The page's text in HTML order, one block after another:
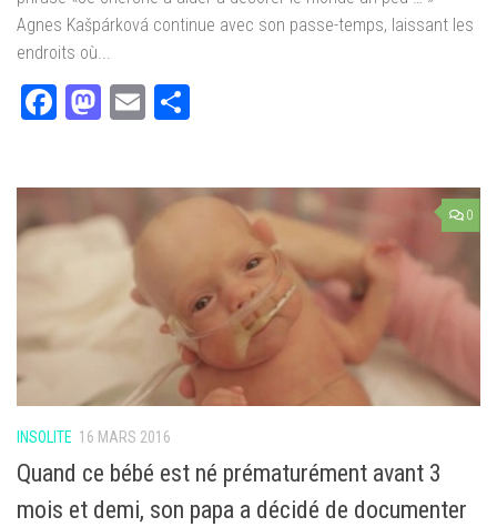
Agnes Kašpárková continue avec son passe-temps, laissant les
endroits où...
Facebook
Mastodon
Email
0
INSOLITE 16 MARS 2016
Quand ce bébé est né prématurément avant 3
mois et demi, son papa a décidé de documenter